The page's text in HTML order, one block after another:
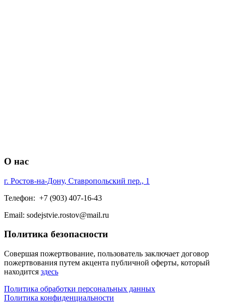
О нас
г. Ростов-на-Дону, Ставропольский пер., 1
Телефон: +7 (903) 407-16-43
Email: sodejstvie.rostov@mail.ru
Политика безопасности
Совершая пожертвование, пользователь заключает договор
пожертвования путем акцента публичной оферты, который
находится здесь
Политика обработки персональных данных
Политика конфиденциальности